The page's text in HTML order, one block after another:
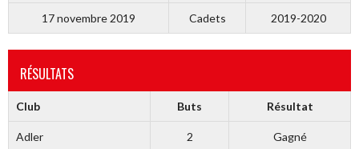
17 novembre 2019 Cadets 2019-2020
RÉSULTATS
Club Buts Résultat
Adler 2 Gagné